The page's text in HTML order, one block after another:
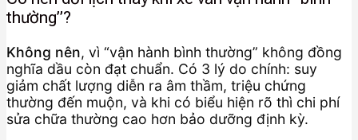
thường”?
Không nên, vì “vận hành bình thường” không đồng
nghĩa dầu còn đạt chuẩn. Có 3 lý do chính: suy
giảm chất lượng diễn ra âm thầm, triệu chứng
thường đến muộn, và khi có biểu hiện rõ thì chi phí
sửa chữa thường cao hơn bảo dưỡng định kỳ.